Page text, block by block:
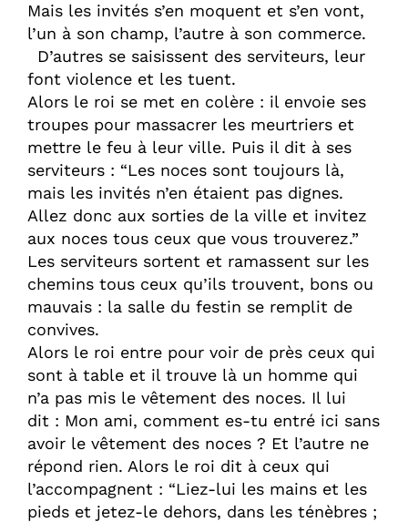
Mais les invités s’en moquent et s’en vont,
l’un à son champ, l’autre à son commerce.
D’autres se saisissent des serviteurs, leur
font violence et les tuent.
Alors le roi se met en colère : il envoie ses
troupes pour massacrer les meurtriers et
mettre le feu à leur ville. Puis il dit à ses
serviteurs : “Les noces sont toujours là,
mais les invités n’en étaient pas dignes.
Allez donc aux sorties de la ville et invitez
aux noces tous ceux que vous trouverez.”
Les serviteurs sortent et ramassent sur les
chemins tous ceux qu’ils trouvent, bons ou
mauvais : la salle du festin se remplit de
convives.
Alors le roi entre pour voir de près ceux qui
sont à table et il trouve là un homme qui
n’a pas mis le vêtement des noces. Il lui
dit : Mon ami, comment es-tu entré ici sans
avoir le vêtement des noces ? Et l’autre ne
répond rien. Alors le roi dit à ceux qui
l’accompagnent : “Liez-lui les mains et les
pieds et jetez-le dehors, dans les ténèbres ;